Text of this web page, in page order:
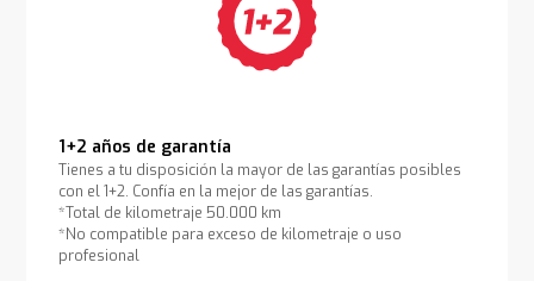
1+2 años de garantía
Tienes a tu disposición la mayor de las garantías posibles
con el 1+2. Confía en la mejor de las garantías.
*Total de kilometraje 50.000 km
*No compatible para exceso de kilometraje o uso
profesional